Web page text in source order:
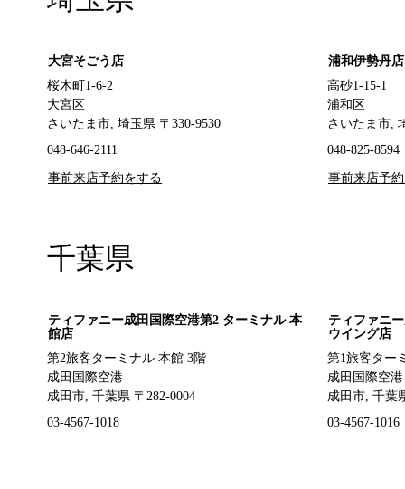
大宮そごう店
桜木町1-6-2
大宮区
さいたま市, 埼玉県 〒330-9530
048-646-2111
事前来店予約をする
浦和伊勢丹店
高砂1-15-1
浦和区
さいたま市,
048-825-8594
事前来店予
千葉県
ティファニー成田国際空港第2 ターミナル 本
館店
第2旅客ターミナル 本館 3階
成田国際空港
成田市, 千葉県 〒282-0004
03-4567-1018
ティファニ
ウイング店
第1旅客ター
成田国際空港
成田市, 千葉
03-4567-1016